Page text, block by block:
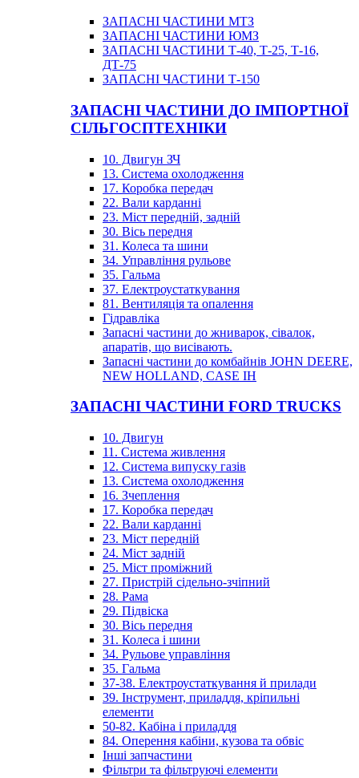
ЗАПАСНІ ЧАСТИНИ МТЗ
ЗАПАСНІ ЧАСТИНИ ЮМЗ
ЗАПАСНІ ЧАСТИНИ Т-40, Т-25, Т-16,
ДТ-75
ЗАПАСНІ ЧАСТИНИ Т-150
ЗАПАСНІ ЧАСТИНИ ДО ІМПОРТНОЇ
СІЛЬГОСПТЕХНІКИ
10. Двигун ЗЧ
13. Система охолодження
17. Коробка передач
22. Вали карданні
23. Міст передній, задній
30. Вісь передня
31. Колеса та шини
34. Управління рульове
35. Гальма
37. Електроустаткування
81. Вентиляція та опалення
Гідравліка
Запасні частини до жниварок, сівалок,
апаратів, що висівають.
Запасні частини до комбайнів JOHN DEERE,
NEW HOLLAND, CASE IH
ЗАПАСНІ ЧАСТИНИ FORD TRUCKS
10. Двигун
11. Система живлення
12. Система випуску газів
13. Система охолодження
16. Зчеплення
17. Коробка передач
22. Вали карданні
23. Міст передній
24. Міст задній
25. Міст проміжний
27. Пристрій сідельно-зчіпний
28. Рама
29. Підвіска
30. Вісь передня
31. Колеса і шини
34. Рульове управління
35. Гальма
37-38. Електроустаткування й прилади
39. Інструмент, приладдя, кріпильні
елементи
50-82. Кабіна і приладдя
84. Оперення кабіни, кузова та обвіс
Інші запчастини
Фільтри та фільтруючі елементи